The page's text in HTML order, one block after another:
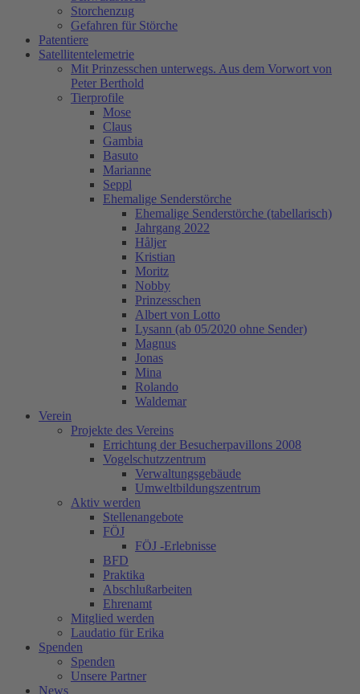
Storchenzug
Gefahren für Störche
Patentiere
Satellitentelemetrie
Mit Prinzesschen unterwegs. Aus dem Vorwort von
Peter Berthold
Tierprofile
Mose
Claus
Gambia
Basuto
Marianne
Seppl
Ehemalige Senderstörche
Ehemalige Senderstörche (tabellarisch)
Jahrgang 2022
Håljer
Kristian
Moritz
Nobby
Prinzesschen
Albert von Lotto
Lysann (ab 05/2020 ohne Sender)
Magnus
Jonas
Mina
Rolando
Waldemar
Verein
Projekte des Vereins
Errichtung der Besucherpavillons 2008
Vogelschutzzentrum
Verwaltungsgebäude
Umweltbildungszentrum
Aktiv werden
Stellenangebote
FÖJ
FÖJ -Erlebnisse
BFD
Praktika
Abschlußarbeiten
Ehrenamt
Mitglied werden
Laudatio für Erika
Spenden
Spenden
Unsere Partner
News